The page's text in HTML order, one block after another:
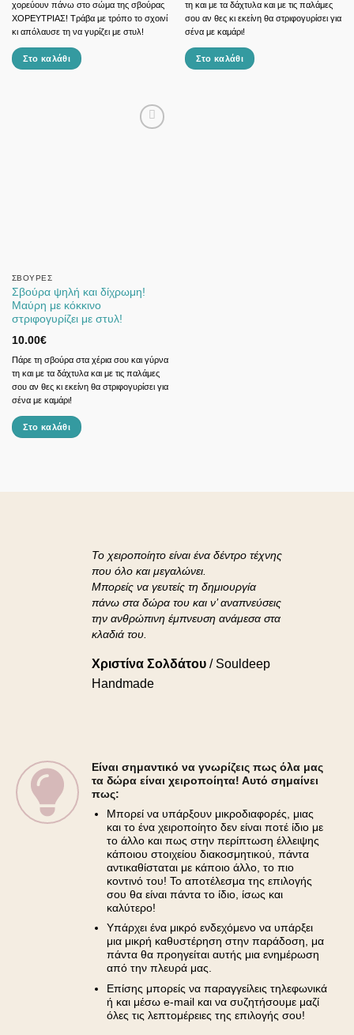
χορεύουν πάνω στο σώμα της σβούρας
ΧΟΡΕΥΤΡΙΑΣ! Τράβα με τρόπο το σχοινί
κι απόλαυσε τη να γυρίζει με στυλ!
Στο καλάθι
τη και με τα δάχτυλα και με τις παλάμες
σου αν θες κι εκείνη θα στριφογυρίσει για
σένα με καμάρι!
Στο καλάθι
ΣΒΟΎΡΕΣ
Σβούρα ψηλή και δίχρωμη!
Μαύρη με κόκκινο
στριφογυρίζει με στυλ!
10.00€
Πάρε τη σβούρα στα χέρια σου και γύρνα
τη και με τα δάχτυλα και με τις παλάμες
σου αν θες κι εκείνη θα στριφογυρίσει για
σένα με καμάρι!
Στο καλάθι
Το χειροποίητο είναι ένα δέντρο τέχνης
που όλο και μεγαλώνει.
Μπορείς να γευτείς τη δημιουργία
πάνω στα δώρα του και ν’ αναπνεύσεις
την ανθρώπινη έμπνευση ανάμεσα στα
κλαδιά του.
Χριστίνα Σολδάτου / Souldeep
Handmade
Είναι σημαντικό να γνωρίζεις πως όλα μας
τα δώρα είναι χειροποίητα! Αυτό σημαίνει
πως:
Μπορεί να υπάρξουν μικροδιαφορές, μιας
και το ένα χειροποίητο δεν είναι ποτέ ίδιο με
το άλλο και πως στην περίπτωση έλλειψης
κάποιου στοιχείου διακοσμητικού, πάντα
αντικαθίσταται με κάποιο άλλο, το πιο
κοντινό του! Το αποτέλεσμα της επιλογής
σου θα είναι πάντα το ίδιο, ίσως και
καλύτερο!
Υπάρχει ένα μικρό ενδεχόμενο να υπάρξει
μια μικρή καθυστέρηση στην παράδοση, μα
πάντα θα προηγείται αυτής μια ενημέρωση
από την πλευρά μας.
Επίσης μπορείς να παραγγείλεις τηλεφωνικά
ή και μέσω e-mail και να συζητήσουμε μαζί
όλες τις λεπτομέρειες της επιλογής σου!